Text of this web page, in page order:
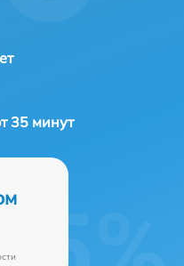
35 минут